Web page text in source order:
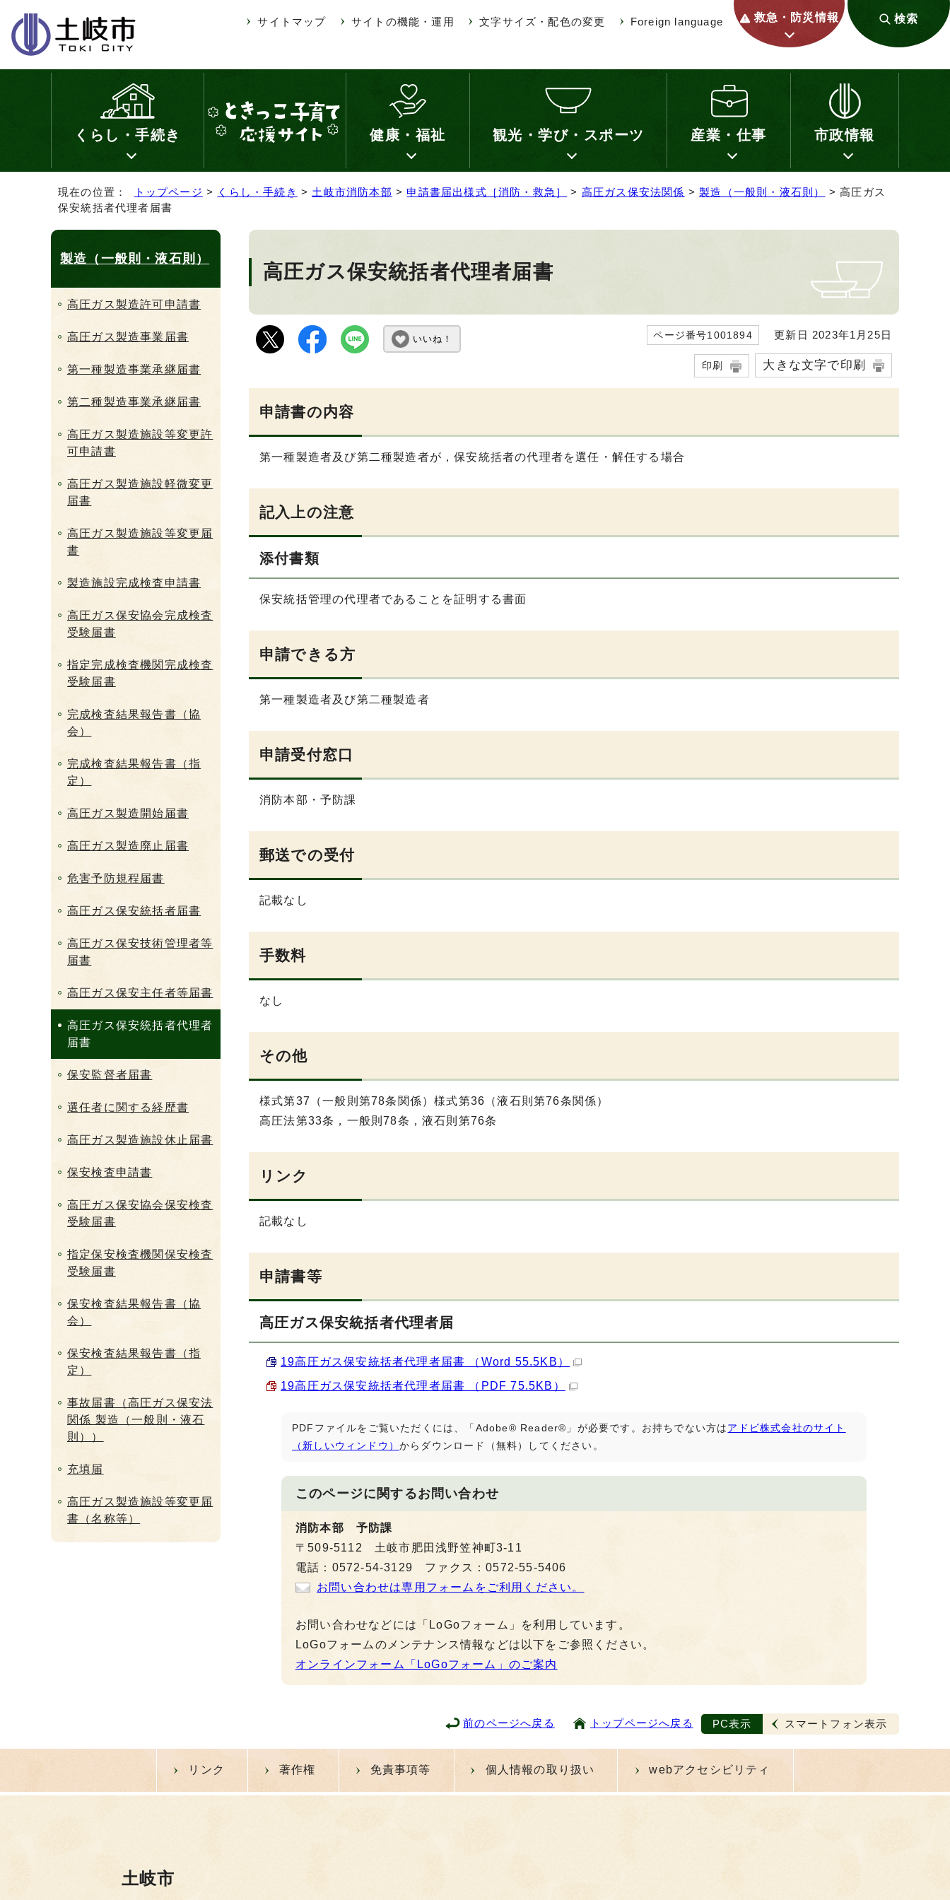
サイトマップ サイトの機能・運用 文字サイズ・配色の変更 Foreign language 救急・防災情報 検索
くらし・手続き 健康・福祉 観光・学び・スポーツ 産業・仕事 市政情報
現在の位置： トップページ > くらし・手続き > 土岐市消防本部 > 申請書届出様式［消防・救急］ > 高圧ガス保安法関係 >製造（一般則・液石則）
> 高圧ガス
保安統括者代理者届書
高圧ガス保安統括者代理者届書
いいね！ ページ番号1001894 更新日 2023年1月25日
印刷 大きな文字で印刷
申請書の内容
第一種製造者及び第二種製造者が，保安統括者の代理者を選任・解任する場合
記入上の注意
添付書類
保安統括管理の代理者であることを証明する書面
申請できる方
第一種製造者及び第二種製造者
申請受付窓口
消防本部・予防課
郵送での受付
記載なし
手数料
なし
その他
様式第37（一般則第78条関係）様式第36（液石則第76条関係）
高圧法第33条，一般則78条，液石則第76条
リンク
記載なし
申請書等
高圧ガス保安統括者代理者届
19高圧ガス保安統括者代理者届書 （Word 55.5KB）
19高圧ガス保安統括者代理者届書 （PDF 75.5KB）
PDFファイルをご覧いただくには、「Adobe® Reader®」が必要です。お持ちでない方はアドビ株式会社のサイト
（新しいウィンドウ） からダウンロード（無料）してください。
このページに関するお問い合わせ
消防本部 予防課
〒509-5112 土岐市肥田浅野笠神町3-11
電話：0572-54-3129 ファクス：0572-55-5406
お問い合わせは専用フォームをご利用ください。
お問い合わせなどには「LoGoフォーム」を利用しています。
LoGoフォームのメンテナンス情報などは以下をご参照ください。
オンラインフォーム「LoGoフォーム」のご案内
製造（一般則・液石則）
高圧ガス製造許可申請書
高圧ガス製造事業届書
第一種製造事業承継届書
第二種製造事業承継届書
高圧ガス製造施設等変更許
可申請書
高圧ガス製造施設軽微変更
届書
高圧ガス製造施設等変更届
書
製造施設完成検査申請書
高圧ガス保安協会完成検査
受験届書
指定完成検査機関完成検査
受験届書
完成検査結果報告書（協
会）
完成検査結果報告書（指
定）
高圧ガス製造開始届書
高圧ガス製造廃止届書
危害予防規程届書
高圧ガス保安統括者届書
高圧ガス保安技術管理者等
届書
高圧ガス保安主任者等届書
高圧ガス保安統括者代理者
届書
保安監督者届書
選任者に関する経歴書
高圧ガス製造施設休止届書
保安検査申請書
高圧ガス保安協会保安検査
受験届書
指定保安検査機関保安検査
受験届書
保安検査結果報告書（協
会）
保安検査結果報告書（指
定）
事故届書（高圧ガス保安法
関係 製造（一般則・液石
則））
充填届
高圧ガス製造施設等変更届
書（名称等）
前のページへ戻る トップページへ戻る PC表示 スマートフォン表示
リンク 著作権 免責事項等 個人情報の取り扱い webアクセシビリティ
土岐市